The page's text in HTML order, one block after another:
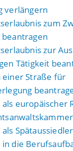
verlängern
zum
beantragen
zur
Tätigkeit
einer Straße für
europäischer
die